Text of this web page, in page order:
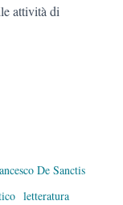
attività di
De Sanctis
letteratura